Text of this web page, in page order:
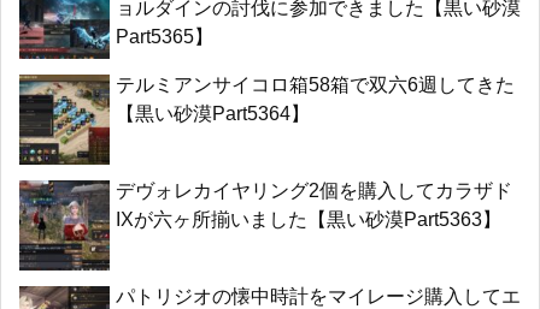
ョルダインの討伐に参加できました【黒い砂漠
Part5365】
テルミアンサイコロ箱58箱で双六6週してきた
【黒い砂漠Part5364】
デヴォレカイヤリング2個を購入してカラザド
IXが六ヶ所揃いました【黒い砂漠Part5363】
パトリジオの懐中時計をマイレージ購入してエ